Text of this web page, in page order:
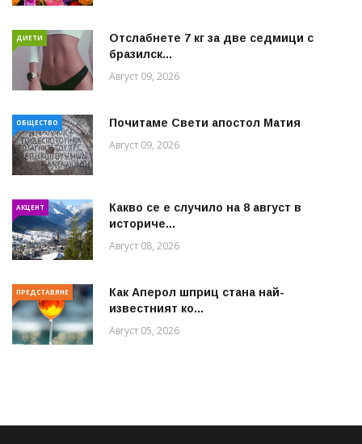
ДИЕТИ
Отслабнете 7 кг за две седмици с
бразилск...
Август 09, 2026
ОБЩЕСТВО Почитаме Свети апостол Матия
Август 09, 2026
АКЦЕНТ
Какво се е случило на 8 август в
историче...
Август 08, 2026
ПРЕДСТАВЯНЕ
Как Аперол шприц стана най-
известният ко...
Август 05, 2026